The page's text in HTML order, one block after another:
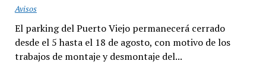
Avisos
El parking del Puerto Viejo permanecerá cerrado
desde el 5 hasta el 18 de agosto, con motivo de los
trabajos de montaje y desmontaje del...